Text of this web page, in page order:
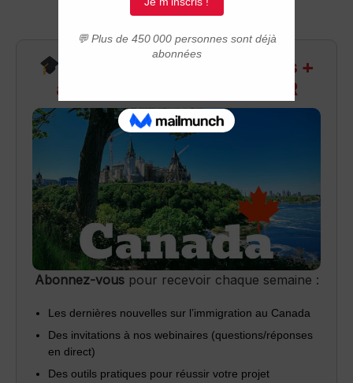
Recevez infos exclusives +
accès aux webinaires Q&R
Abonnez-vouspour recevoir chaque semaine :
Les dernières nouvelles sur l’immigration au Canada
Des invitations à nos webinaires (questions/réponses
en direct)
Des outils pratiques pour réussir votre projet